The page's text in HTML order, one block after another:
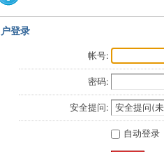
登录
帐号:
密码:
安全提问:
自动登录